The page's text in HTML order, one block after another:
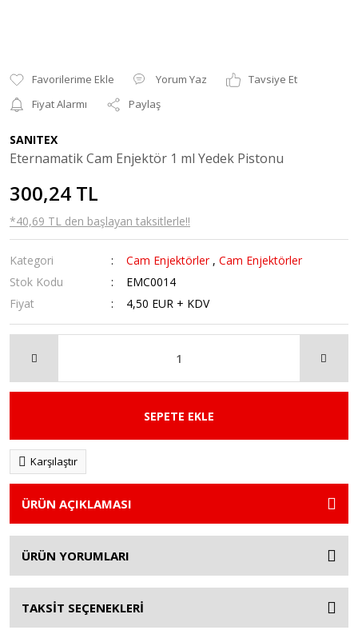
Yorum Yaz
Tavsiye Et
Fiyat Alarmı
Paylaş
SANITEX
Eternamatik Cam Enjektör 1 ml Yedek Pistonu
300,24 TL
*40,69 TL den başlayan taksitlerle!!
Kategori Cam Enjektörler ,Cam Enjektörler
Stok Kodu
EMC0014
Fiyat
4,50 EUR + KDV
SEPETE EKLE
Karşılaştır
ÜRÜN AÇIKLAMASI
ÜRÜN YORUMLARI
TAKSİT SEÇENEKLERİ